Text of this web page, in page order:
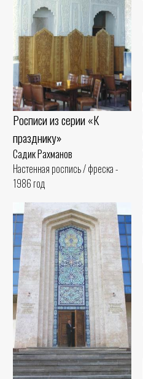
Росписи из серии «К
празднику»
Садик Рахманов
Настенная роспись / фреска -
1986 год